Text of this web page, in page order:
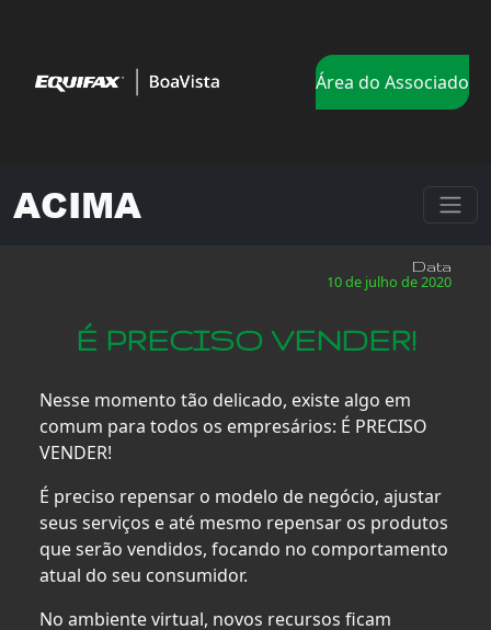
Área do Associado
ACIMA
Data
10 de julho de 2020
É PRECISO VENDER!
Nesse momento tão delicado, existe algo em
comum para todos os empresários: É PRECISO
VENDER!
É preciso repensar o modelo de negócio, ajustar
seus serviços e até mesmo repensar os produtos
que serão vendidos, focando no comportamento
atual do seu consumidor.
No ambiente virtual, novos recursos ficam